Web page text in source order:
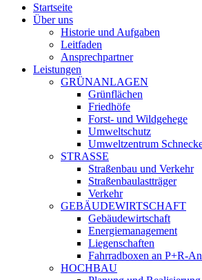
Startseite
Über uns
Historie und Aufgaben
Leitfaden
Ansprechpartner
Leistungen
GRÜNANLAGEN
Grünflächen
Friedhöfe
Forst- und Wildgehege
Umweltschutz
Umweltzentrum
STRASSE
Straßenbau und Verkehr
Straßenbaulastträger
Verkehr
GEBÄUDEWIRTSCHAFT
Gebäudewirtschaft
Energiemanagement
Liegenschaften
Fahrradboxen an P+R-
HOCHBAU